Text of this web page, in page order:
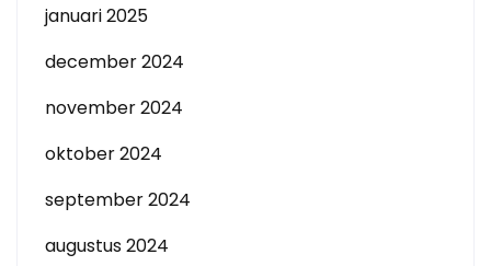
januari 2025
december 2024
november 2024
oktober 2024
september 2024
augustus 2024